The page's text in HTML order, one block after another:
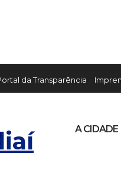
da Transparência
A CIDADE